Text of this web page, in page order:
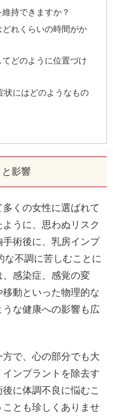
持できますか？
れくらいの時間がか
どのように位置づけ
状にはどのようなもの
影響
くの女性に選ばれて
うに、思わぬリスク
術後に、乳房インプ
な不調に苦しむことに
感染症、感覚の変
動といった物理的な
な健康への影響も広
で、心の部分でも大
ンプラントを除去す
に体調不良に悩むこ
とも珍しくありませ